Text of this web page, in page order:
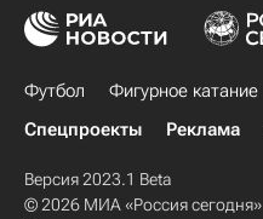
Футбол Фигурное катание
Спецпроекты
Реклама
Версия 2023.1 Beta
© 2026 МИА «Россия сегодня»